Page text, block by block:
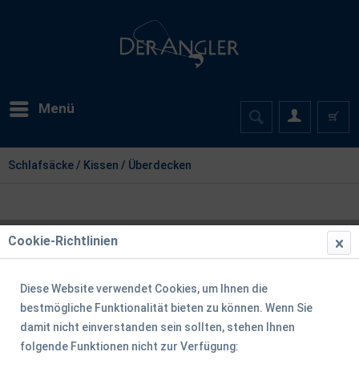
Menü
Schlafsäcke / Kissen / Überdecken
Filtern
Cookie-Richtlinien
Diese Website verwendet Cookies, um Ihnen die
bestmögliche Funktionalität bieten zu können. Wenn Sie
damit nicht einverstanden sein sollten, stehen Ihnen
folgende Funktionen nicht zur Verfügung: